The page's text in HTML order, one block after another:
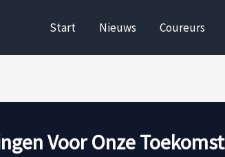
Start Nieuws Coureurs
Voor Onze Toekomst